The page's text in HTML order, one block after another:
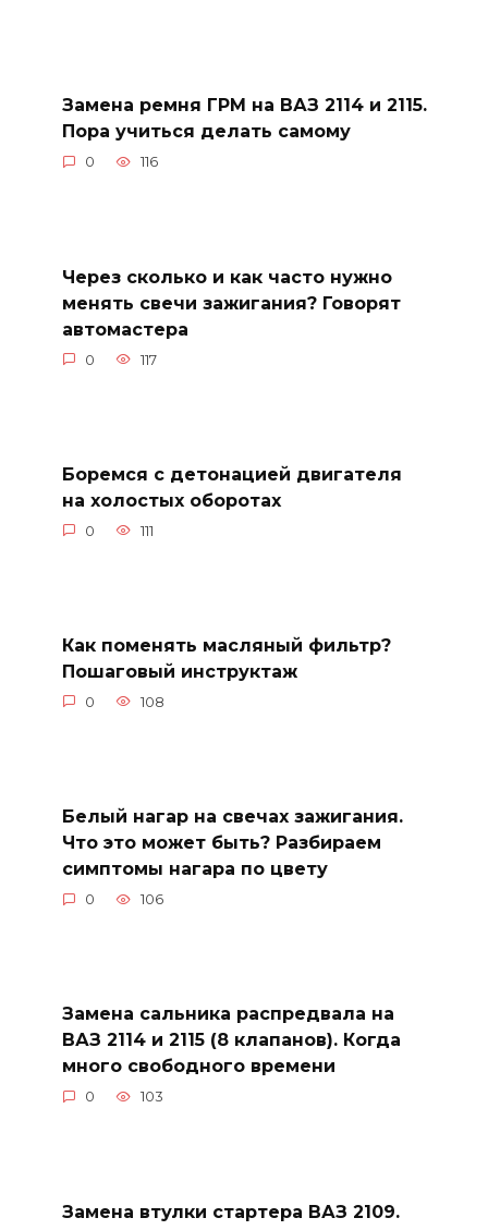
Замена ремня ГРМ на ВАЗ 2114 и 2115.
Пора учиться делать самому
0 116
Через сколько и как часто нужно
менять свечи зажигания? Говорят
автомастера
0 117
Боремся с детонацией двигателя
на холостых оборотах
0 111
Как поменять масляный фильтр?
Пошаговый инструктаж
0 108
Белый нагар на свечах зажигания.
Что это может быть? Разбираем
симптомы нагара по цвету
0 106
Замена сальника распредвала на
ВАЗ 2114 и 2115 (8 клапанов). Когда
много свободного времени
0 103
Замена втулки стартера ВАЗ 2109.